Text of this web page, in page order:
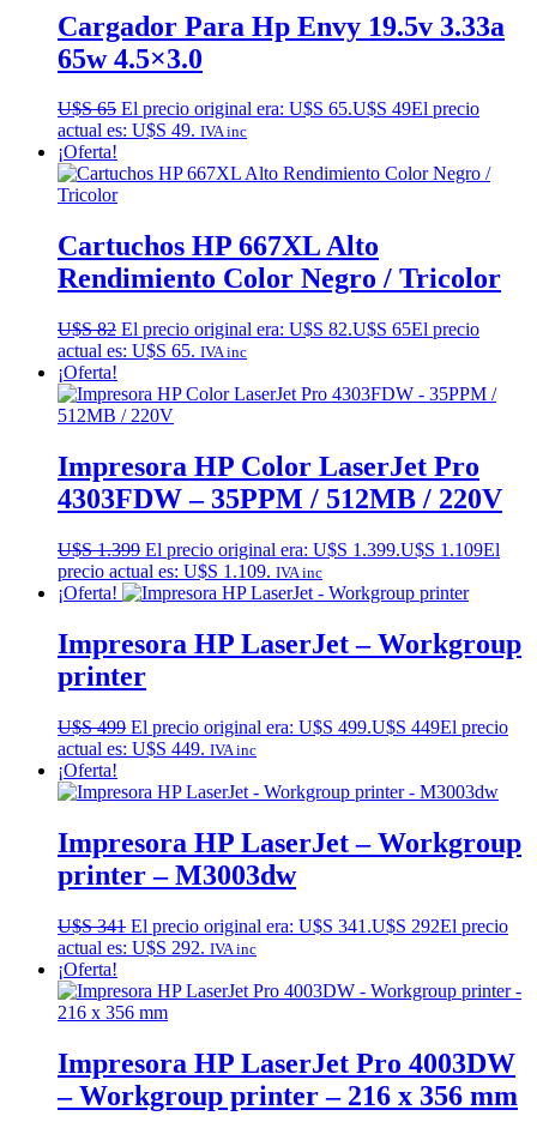
Cargador Para Hp Envy 19.5v 3.33a
65w 4.5×3.0
U$S65 El precio original era: U$S 65.U$S 49El precio
actual es: U$S 49. IVA inc
¡Oferta!
Cartuchos HP 667XL Alto
Rendimiento Color Negro / Tricolor
U$S82 El precio original era: U$S 82.U$S 65El precio
actual es: U$S 65. IVA inc
¡Oferta!
Impresora HP Color LaserJet Pro
4303FDW – 35PPM / 512MB / 220V
U$S1.399 El precio original era: U$S 1.399.U$S 1.109El
precio actual es: U$S 1.109. IVA inc
¡Oferta!
Impresora HP LaserJet – Workgroup
printer
U$S499 El precio original era: U$S 499.U$S 449El precio
actual es: U$S 449. IVA inc
¡Oferta!
Impresora HP LaserJet – Workgroup
printer – M3003dw
U$S341 El precio original era: U$S 341.U$S 292El precio
actual es: U$S 292. IVA inc
¡Oferta!
Impresora HP LaserJet Pro 4003DW
– Workgroup printer – 216 x 356 mm